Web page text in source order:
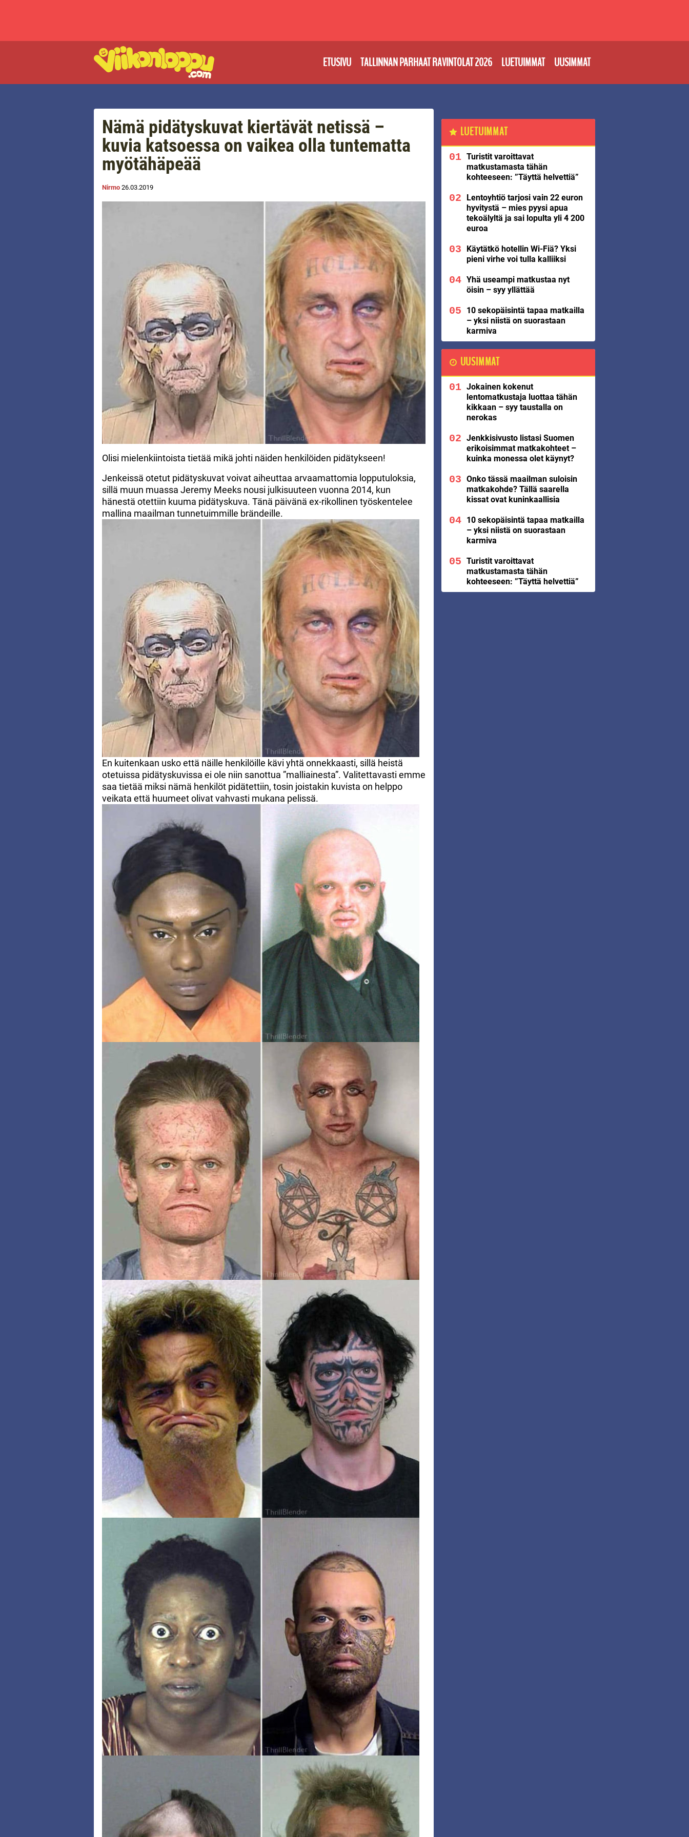
ETUSIVU TALLINNAN PARHAAT RAVINTOLAT 2026 LUETUIMMAT UUSIMMAT
Nämä pidätyskuvat kiertävät netissä –
kuvia katsoessa on vaikea olla tuntematta
myötähäpeää
Nirmo 26.03.2019
Olisi mielenkiintoista tietää mikä johti näiden henkilöiden pidätykseen!
Jenkeissä otetut pidätyskuvat voivat aiheuttaa arvaamattomia lopputuloksia,
sillä muun muassa Jeremy Meeks nousi julkisuuteen vuonna 2014, kun
hänestä otettiin kuuma pidätyskuva. Tänä päivänä ex-rikollinen työskentelee
mallina maailman tunnetuimmille brändeille.
En kuitenkaan usko että näille henkilöille kävi yhtä onnekkaasti, sillä heistä
otetuissa pidätyskuvissa ei ole niin sanottua ”malliainesta”. Valitettavasti emme
saa tietää miksi nämä henkilöt pidätettiin, tosin joistakin kuvista on helppo
veikata että huumeet olivat vahvasti mukana pelissä.
LUETUIMMAT
Turistit varoittavat
matkustamasta tähän
kohteeseen: ”Täyttä helvettiä”
Lentoyhtiö tarjosi vain 22 euron
hyvitystä – mies pyysi apua
tekoälyltä ja sai lopulta yli 4 200
euroa
Käytätkö hotellin Wi-Fiä? Yksi
pieni virhe voi tulla kalliiksi
Yhä useampi matkustaa nyt
öisin – syy yllättää
10 sekopäisintä tapaa matkailla
– yksi niistä on suorastaan
karmiva
UUSIMMAT
Jokainen kokenut
lentomatkustaja luottaa tähän
kikkaan – syy taustalla on
nerokas
Jenkkisivusto listasi Suomen
erikoisimmat matkakohteet –
kuinka monessa olet käynyt?
Onko tässä maailman suloisin
matkakohde? Tällä saarella
kissat ovat kuninkaallisia
10 sekopäisintä tapaa matkailla
– yksi niistä on suorastaan
karmiva
Turistit varoittavat
matkustamasta tähän
kohteeseen: ”Täyttä helvettiä”